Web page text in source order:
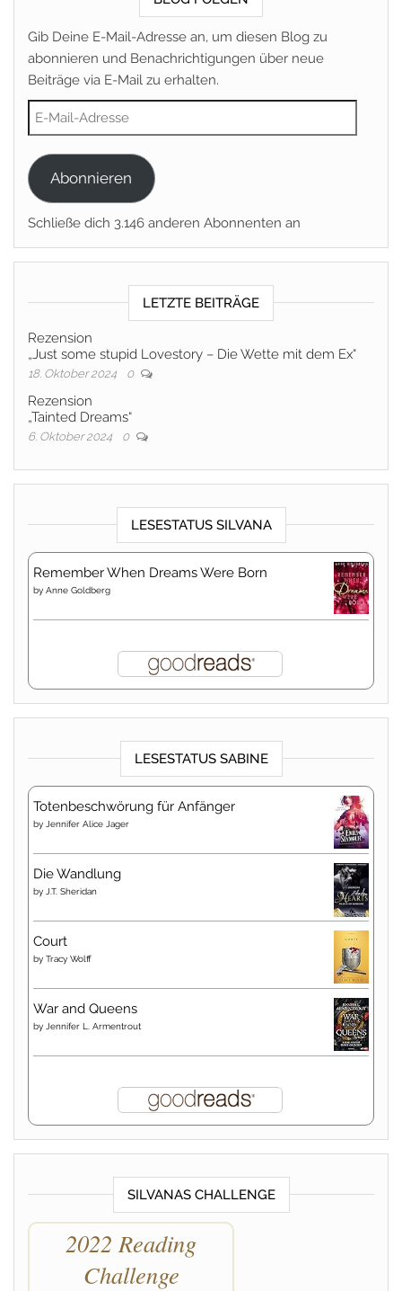
Gib Deine E-Mail-Adresse an, um diesen Blog zu
abonnieren und Benachrichtigungen über neue
Beiträge via E-Mail zu erhalten.
E-Mail-Adresse
Abonnieren
Schließe dich 3.146 anderen Abonnenten an
LETZTE BEITRÄGE
Rezension
„Just some stupid Lovestory – Die Wette mit dem Ex“
18. Oktober 2024 0
Rezension
„Tainted Dreams“
6. Oktober 2024 0
LESESTATUS SILVANA
Remember When Dreams Were Born
by Anne Goldberg
LESESTATUS SABINE
Totenbeschwörung für Anfänger
by Jennifer Alice Jager
Die Wandlung
by J.T. Sheridan
Court
by Tracy Wolff
War and Queens
by Jennifer L. Armentrout
SILVANAS CHALLENGE
2022 Reading
Challenge